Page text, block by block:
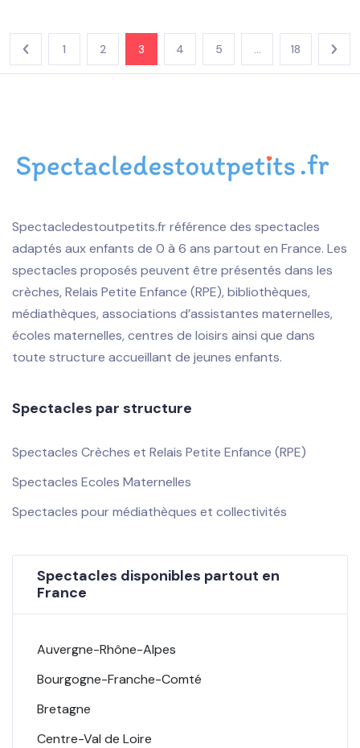
1 2 3 4 5 18
Spectacledestoutpetits.fr référence des spectacles
adaptés aux enfants de 0 à 6 ans partout en France. Les
spectacles proposés peuvent être présentés dans les
crèches, Relais Petite Enfance (RPE), bibliothèques,
médiathèques, associations d’assistantes maternelles,
écoles maternelles, centres de loisirs ainsi que dans
toute structure accueillant de jeunes enfants.
Spectacles par structure
Spectacles Crèches et Relais Petite Enfance (RPE)
Spectacles Ecoles Maternelles
Spectacles pour médiathèques et collectivités
Spectacles disponibles partout en
France
Auvergne-Rhône-Alpes
Bourgogne-Franche-Comté
Bretagne
Centre-Val de Loire